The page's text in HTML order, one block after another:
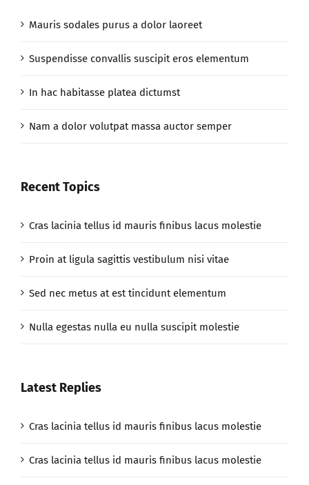
Mauris sodales purus a dolor laoreet
Suspendisse convallis suscipit eros elementum
In hac habitasse platea dictumst
Nam a dolor volutpat massa auctor semper
Recent Topics
Cras lacinia tellus id mauris finibus lacus molestie
Proin at ligula sagittis vestibulum nisi vitae
Sed nec metus at est tincidunt elementum
Nulla egestas nulla eu nulla suscipit molestie
Latest Replies
Cras lacinia tellus id mauris finibus lacus molestie
Cras lacinia tellus id mauris finibus lacus molestie